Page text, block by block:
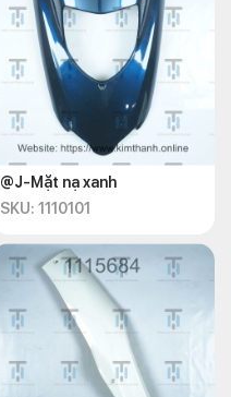
@J-Mặt nạ xanh
SKU: 1110101